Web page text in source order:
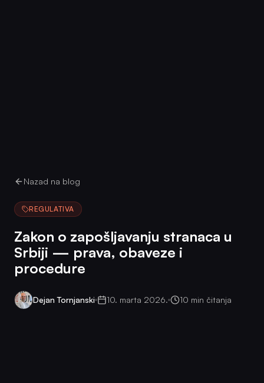
Nazad na blog
REGULATIVA
Zakon o zapošljavanju stranaca u
Srbiji — prava, obaveze i
procedure
Dejan Tornjanski 10. marta 2026. 10 min čitanja